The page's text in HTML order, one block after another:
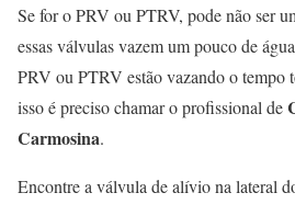
Se for o PRV ou PTRV, pode não ser
essas válvulas vazem um pouco de
PRV ou PTRV estão vazando o tempo
isso é preciso chamar o profissional de
Carmosina.
Encontre a válvula de alívio na lateral